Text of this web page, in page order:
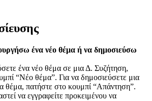
ένα νέο θέμα ή να δημοσιεύσω
ένα νέο θέμα σε μια Δ. Συζήτηση,
“Νέο θέμα”. Για να δημοσιεύσετε μια
θέμα, πατήστε στο κουμπί “Απάντηση”.
να εγγραφείτε προκειμένου να